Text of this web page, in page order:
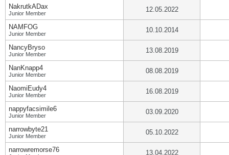
NakrutkADax
Junior Member 12.05.2022
NAMFOG
Junior Member 10.10.2014
NancyBryso
Junior Member 13.08.2019
NanKnapp4
Junior Member 08.08.2019
NaomiEudy4
Junior Member 16.08.2019
nappyfacsimile6
Junior Member 03.09.2020
narrowbyte21
Junior Member 05.10.2022
narrowremorse76 13.04.2022